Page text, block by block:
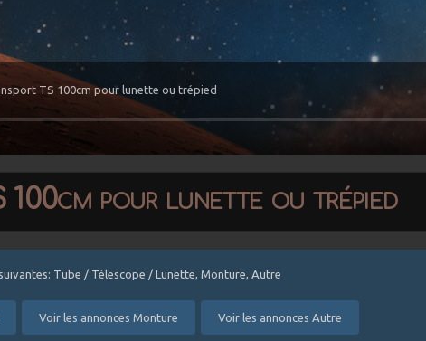
TS 100cm pour lunette ou trépied
100cm pour lunette ou trépied
Tube / Télescope / Lunette, Monture, Autre
Voir les annonces Monture Voir les annonces Autre